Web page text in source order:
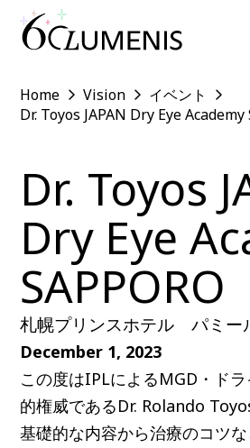
Home Vision
イベント
Dr. Toyos JAPAN Dry Eye Academy
Dr. Toyos
Dry Eye
SAPPORO
札幌プリンスホテル パミー
December 1, 2023
この度はIPLによるMGD・ド
的権威であるDr. Rolando
基礎的な内容から治療のコツ